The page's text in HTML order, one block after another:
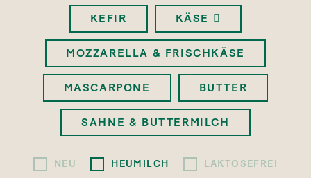
KEFIR KÄSE
MOZZARELLA & FRISCHKÄSE
MASCARPONE BUTTER
SAHNE & BUTTERMILCH
NEU HEUMILCH
LAKTOSEFREI